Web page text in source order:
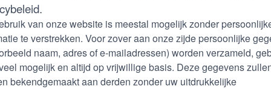
van onze website is meestal mogelijk zonder
te verstrekken. Voor zover aan onze zijde persoonlijke
naam, adres of e-mailadressen) worden verzameld,
mogelijk en altijd op vrijwillige basis. Deze gegevens
bekendgemaakt aan derden zonder uw uitdrukkelijke